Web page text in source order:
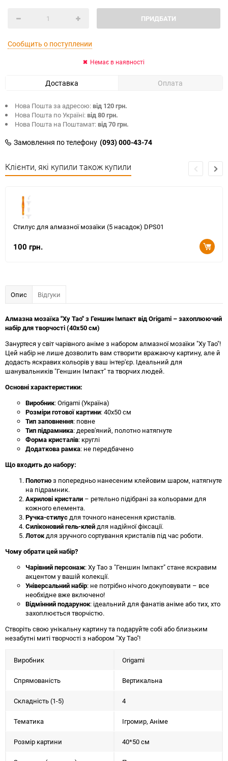
ПРИДБАТИ
Сообщить о поступлении
Немає в наявності
Доставка Оплата
Нова Пошта за адресою:від 120 грн.
Нова Пошта по Україні:від 80 грн.
Нова Пошта на Поштамат:від 70 грн.
Замовлення по телефону (093) 000-43-74
Клієнти, які купили також купили
Стилус для алмазної мозаїки (5 насадок) DPS01
100 грн.
Опис Відгуки
Алмазна мозаїка "Ху Тао" з Геншин Імпакт від Origami – захоплюючий
набір для творчості (40x50 см)
Зануртеся у світ чарівного аніме з набором алмазної мозаїки "Ху Тао"!
Цей набір не лише дозволить вам створити вражаючу картину, але й
додасть яскравих кольорів у ваш інтер'єр. Ідеальний для
шанувальників "Геншин Імпакт" та творчих людей.
Основні характеристики:
Виробник: Origami (Україна)
Розміри готової картини: 40x50 см
Тип заповнення: повне
Тип підрамника: дерев'яний, полотно натягнуте
Форма кристалів: круглі
Додаткова рамка: не передбачено
Що входить до набору:
Полотноз попередньо нанесеним клейовим шаром, натягнуте
на підрамник.
Акрилові кристали – ретельно підібрані за кольорами для
кожного елемента.
Ручка-стилусдля точного нанесення кристалів.
Силіконовий гель-клейдля надійної фіксації.
Лотокдля зручного сортування кристалів під час роботи.
Чому обрати цей набір?
Чарівний персонаж: Ху Тао з "Геншин Імпакт" стане яскравим
акцентом у вашій колекції.
Універсальний набір: не потрібно нічого докуповувати – все
необхідне вже включено!
Відмінний подарунок: ідеальний для фанатів аніме або тих, хто
захоплюється творчістю.
Створіть свою унікальну картину та подаруйте собі або близьким
незабутні миті творчості з набором "Ху Тао"!
Виробник Origami
Спрямованість Вертикальна
Складність (1-5) 4
Тематика Ігромир, Аніме
Розмір картини 40*50 см